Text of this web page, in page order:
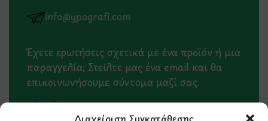
info@ypografi.com
Έχετε ερωτήσεις σχετικά με ένα προϊόν ή μια
παραγγελία; Στείλτε μας ένα email και θα
επικοινωνήσουμε σύντομα μαζί σας.